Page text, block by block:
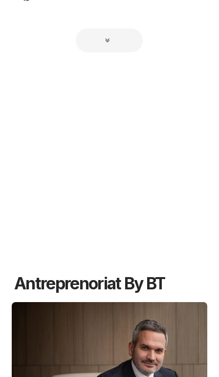
Antreprenoriat By BT